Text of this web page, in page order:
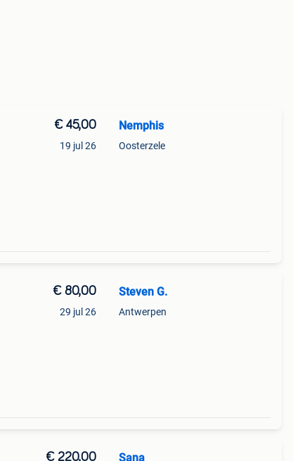
€ 45,00
19 jul 26
Nemphis
Oosterzele
€ 80,00
29 jul 26
Steven G.
Antwerpen
€ 220,00 Sana